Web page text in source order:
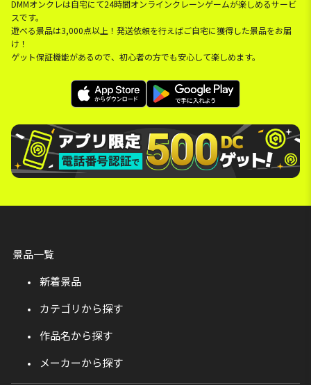
DMMオンクレは自宅にて24時間オンラインクレーンゲームが楽しめるサービ
スです。
遊べる景品は3,000点以上！発送依頼を行えばご自宅に獲得した景品をお届
け！
ゲット保証機能があるので、初心者の方でも安心して楽しめます。
景品一覧
新着景品
カテゴリから探す
作品名から探す
メーカーから探す